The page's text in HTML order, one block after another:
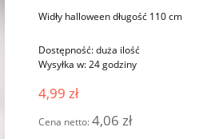
Widły halloween długość 110 cm
Dostępność:duża ilość
Wysyłka w:24 godziny
4,99 zł
Cena netto:4,06 zł